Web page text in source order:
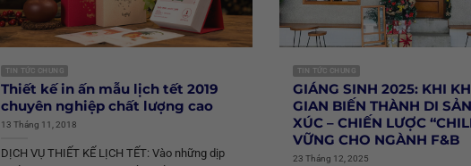
TIN TỨC CHUNG
Thiết kế in ấn mẫu lịch tết 2019
chuyên nghiệp chất lượng cao
13 Tháng 11, 2018
DỊCH VỤ THIẾT KẾ LỊCH TẾT: Vào những dịp
TIN TỨC CHUNG
GIÁNG SINH 2025: KHI
GIAN BIẾN THÀNH DI
XÚC – CHIẾN LƯỢC
VỮNG CHO NGÀNH F&B
23 Tháng 12, 2025